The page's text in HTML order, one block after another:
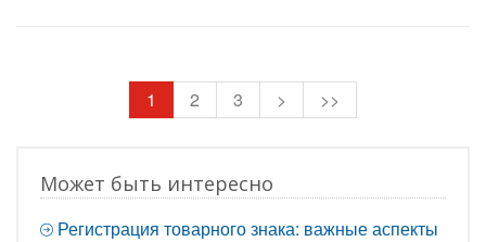
1 2 3 > >>
Может быть интересно
Регистрация товарного знака: важные аспекты